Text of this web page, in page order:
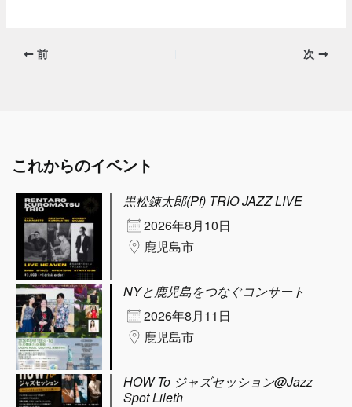
前 次
これからのイベント
黒松錬太郎(Pf) TRIO JAZZ LIVE
2026年8月10日
鹿児島市
NYと鹿児島をつなぐコンサート
2026年8月11日
鹿児島市
HOW To ジャズセッション@Jazz
Spot Lileth